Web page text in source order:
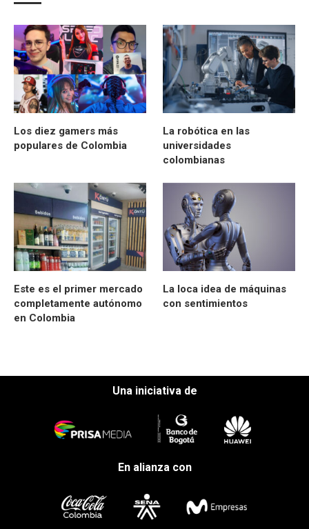
Los diez gamers más
populares de Colombia
La robótica en las
universidades
colombianas
Este es el primer mercado
completamente autónomo
en Colombia
La loca idea de máquinas
con sentimientos
Una iniciativa de
En alianza con